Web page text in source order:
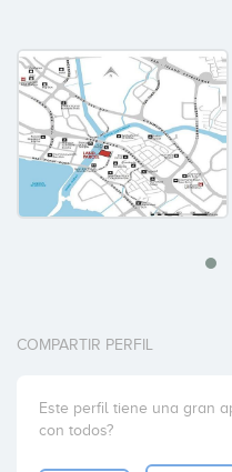
COMPARTIR PERFIL
Este perfil tiene una gran
con todos?